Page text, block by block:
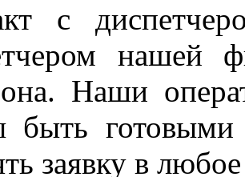
с
нашей
Наши
быть
заявку в